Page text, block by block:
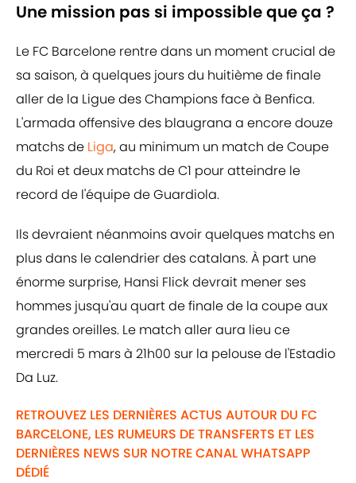
Une mission pas si impossible que ça ?
Le FC Barcelone rentre dans un moment crucial de
sa saison, à quelques jours du huitième de finale
aller de la Ligue des Champions face à Benfica.
L'armada offensive des blaugrana a encore douze
matchs de Liga, au minimum un match de Coupe
du Roi et deux matchs de C1 pour atteindre le
record de l'équipe de Guardiola.
Ils devraient néanmoins avoir quelques matchs en
plus dans le calendrier des catalans. À part une
énorme surprise, Hansi Flick devrait mener ses
hommes jusqu'au quart de finale de la coupe aux
grandes oreilles. Le match aller aura lieu ce
mercredi 5 mars à 21h00 sur la pelouse de l'Estadio
Da Luz.
RETROUVEZ LES DERNIÈRES ACTUS AUTOUR DU FC
BARCELONE, LES RUMEURS DE TRANSFERTS ET LES
DERNIÈRES NEWS SUR NOTRE CANAL WHATSAPP
DÉDIÉ